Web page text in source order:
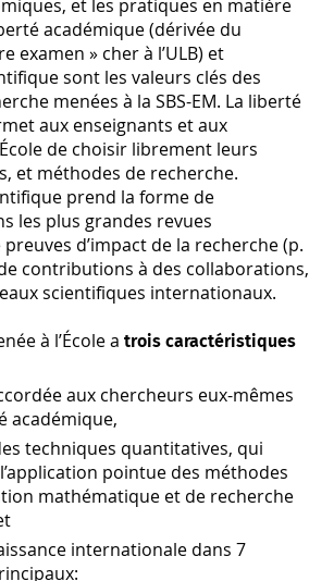
et les pratiques en matière
académique (dérivée du
examen » cher à l’ULB) et
sont les valeurs clés des
menées à la SBS-EM. La liberté
aux enseignants et aux
de choisir librement leurs
et méthodes de recherche.
prend la forme de
les plus grandes revues
d’impact de la recherche (p.
contributions à des collaborations,
scientifiques internationaux.
à l’École a trois caractéristiques
aux chercheurs eux-mêmes
académique,
techniques quantitatives, qui
pointue des méthodes
mathématique et de recherche
internationale dans 7